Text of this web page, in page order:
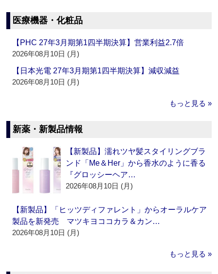
医療機器・化粧品
【PHC 27年3月期第1四半期決算】営業利益2.7倍
2026年08月10日 (月)
【日本光電 27年3月期第1四半期決算】減収減益
2026年08月10日 (月)
もっと見る »
新薬・新製品情報
【新製品】濡れツヤ髪スタイリングブラ
ンド「Me＆Her」から香水のように香る
『グロッシーヘア…
2026年08月10日 (月)
【新製品】「ヒッツディファレント」からオーラルケア
製品を新発売 マツキヨココカラ＆カン…
2026年08月10日 (月)
もっと見る »